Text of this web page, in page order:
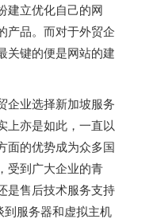
建立优化自己的网
产品。而对于外贸企
关键的便是网站的建
企业选择新加坡服务
上亦是如此，一直以
面的优势成为众多国
受到广大企业的青
是售后技术服务支持
服务器和虚拟主机